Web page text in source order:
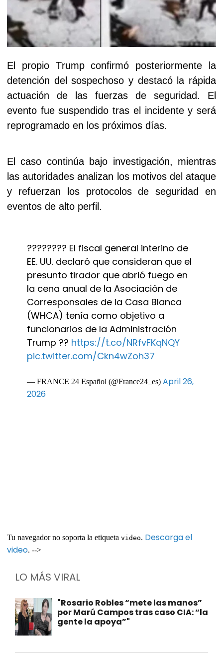
El propio Trump confirmó posteriormente la
detención del sospechoso y destacó la rápida
actuación de las fuerzas de seguridad. El
evento fue suspendido tras el incidente y será
reprogramado en los próximos días.
El caso continúa bajo investigación, mientras
las autoridades analizan los motivos del ataque
y refuerzan los protocolos de seguridad en
eventos de alto perfil.
???????? El fiscal general interino de
EE. UU. declaró que consideran que el
presunto tirador que abrió fuego en
la cena anual de la Asociación de
Corresponsales de la Casa Blanca
(WHCA) tenía como objetivo a
funcionarios de la Administración
Trump ?? https://t.co/NRfvFKqNQY
pic.twitter.com/Ckn4wZoh37
— FRANCE 24 Español (@France24_es) April 26,
2026
Tu navegador no soporta la etiqueta video. Descarga el
video. -->
LO MÁS VIRAL
"Rosario Robles “mete las manos”
por Marú Campos tras caso CIA: “la
gente la apoya”"